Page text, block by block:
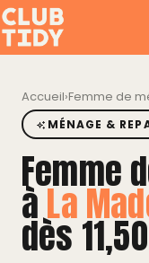
Accueil›Femme de
MÉNAGE &
Femme
àLa
dès